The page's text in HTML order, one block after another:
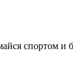
спортом и